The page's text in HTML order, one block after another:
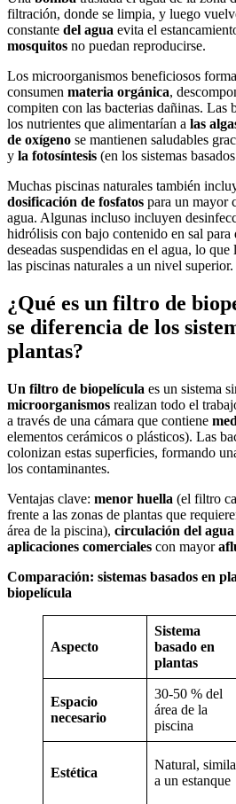
filtración, donde se limpia, y luego
constante del agua evita el
mosquitos no puedan reproducirse.
Los microorganismos beneficiosos
consumen materia orgánica,
compiten con las bacterias dañinas. Las
los nutrientes que alimentarían a las
de oxígeno se mantienen saludables
y la fotosíntesis (en los sistemas
Muchas piscinas naturales también
dosificación de fosfatos para un mayor
agua. Algunas incluso incluyen
hidrólisis con bajo contenido en sal para
deseadas suspendidas en el agua, lo
las piscinas naturales a un nivel superior.
¿Qué es un filtro de
se diferencia de los
plantas?
Un filtro de biopelícula es un sistema
microorganismos realizan todo el
a través de una cámara que contiene
elementos cerámicos o plásticos). Las
colonizan estas superficies, formando
los contaminantes.
Ventajas clave: menor huella (el filtro
frente a las zonas de plantas que
área de la piscina), circulación del
aplicaciones comerciales con mayor
Comparación: sistemas basados en
biopelícula
Aspecto
Sistema
basado en
plantas
Espacio
necesario
30-50 % del
área de la
piscina
Estética
Natural,
a un estanque